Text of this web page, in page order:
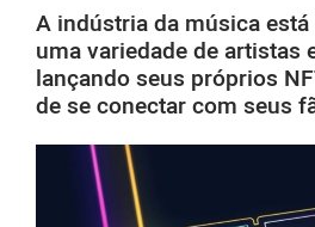
vietnamese
A indústria da música
uma variedade de artistas
lançando seus próprios
de se conectar com seus